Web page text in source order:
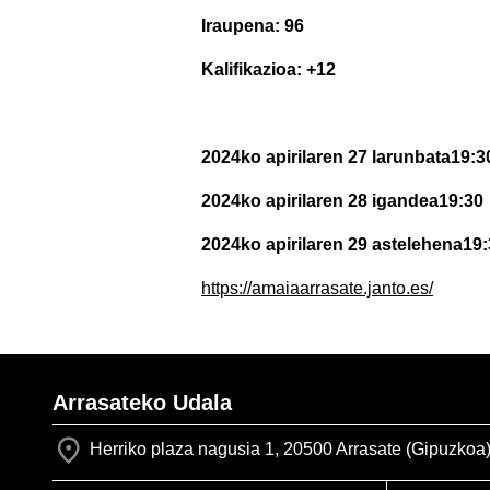
Iraupena: 96
Kalifikazioa: +12
2024ko apirilaren 27
2024ko apirilaren 28 igandea19:30
2024ko apirilaren 29 astelehena
https://amaiaarrasate.janto.es/
Arrasateko Udala
Herriko plaza nagusia 1, 20500 Arrasate (Gipuzkoa)